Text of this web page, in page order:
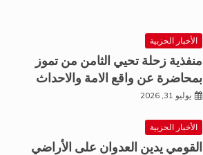
الأخبار الحزبية
منفذية زحلة تحيي الثامن من تموز
بمحاضرة عن واقع الامة والاحداث
يوليو 31, 2026
الأخبار الحزبية
القومي يدين العدوان على الأراضي